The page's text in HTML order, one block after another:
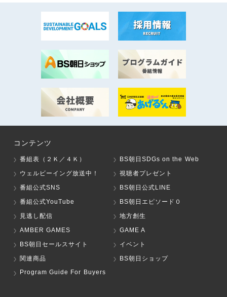
コンテンツ
番組表（２Ｋ／４Ｋ）
BS朝日SDGs on the Web
ウェルビーイング放送中！
視聴者プレゼント
番組公式SNS
BS朝日公式LINE
番組公式YouTube
BS朝日エピソード０
見逃し配信
地方創生
AMBER GAMES
GAME A
BS朝日セールスサイト
イベント
関連商品
BS朝日ショップ
Program Guide For Buyers